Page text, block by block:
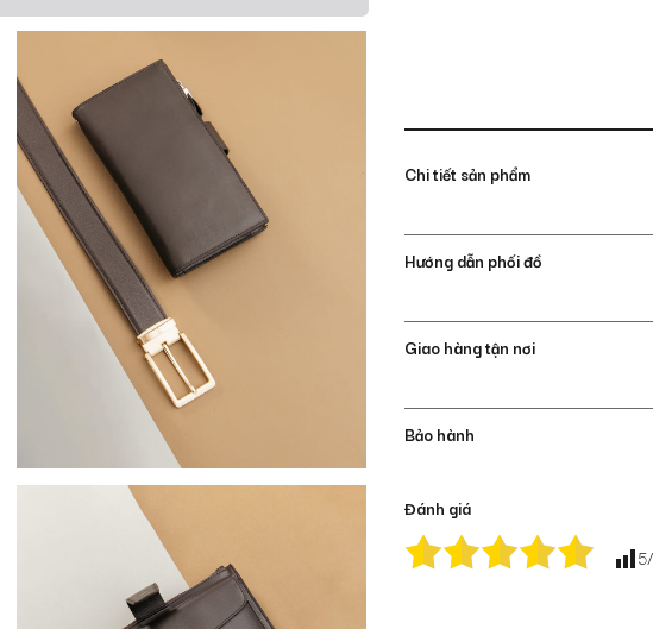
Chi tiết sản phẩm
Hướng dẫn phối đồ
Giao hàng tận nơi
Bảo hành
Đánh giá
5